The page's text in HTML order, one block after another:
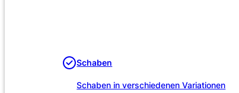
Schaben
Schaben in verschiedenen Variationen